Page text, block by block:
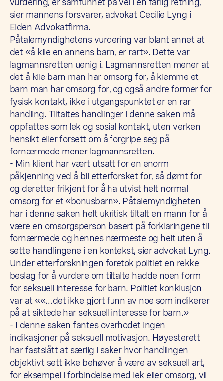
vurdering, er samfunnet på vei i en farlig retning,
sier mannens forsvarer, advokat Cecilie Lyng i
Elden Advokatfirma.
Påtalemyndighetens vurdering var blant annet at
det «å kile en annens barn, er rart». Dette var
lagmannsretten uenig i. Lagmannsretten mener at
det å kile barn man har omsorg for, å klemme et
barn man har omsorg for, og også andre former for
fysisk kontakt, ikke i utgangspunktet er en rar
handling. Tiltaltes handlinger i denne saken må
oppfattes som lek og sosial kontakt, uten verken
hensikt eller forsett om å forgripe seg på
fornærmede mener lagmannsretten.
- Min klient har vært utsatt for en enorm
påkjenning ved å bli etterforsket for, så dømt for
og deretter frikjent for å ha utvist helt normal
omsorg for et «bonusbarn». Påtalemyndigheten
har i denne saken helt ukritisk tiltalt en mann for å
være en omsorgsperson basert på forklaringene til
fornærmede og hennes nærmeste og helt uten å
sette handlingene i en kontekst, sier advokat Lyng.
Under etterforskningen foretok politiet en rekke
beslag for å vurdere om tiltalte hadde noen form
for seksuell interesse for barn. Politiet konklusjon
var at ««…det ikke gjort funn av noe som indikerer
på at siktede har seksuell interesse for barn.»
- I denne saken fantes overhodet ingen
indikasjoner på seksuell motivasjon. Høyesterett
har fastslått at særlig i saker hvor handlingen
objektivt sett ikke behøver å være av seksuell art,
for eksempel i forbindelse med lek eller omsorg, vil